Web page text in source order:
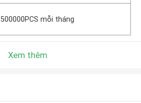
500000PCS mỗi tháng
Xem thêm